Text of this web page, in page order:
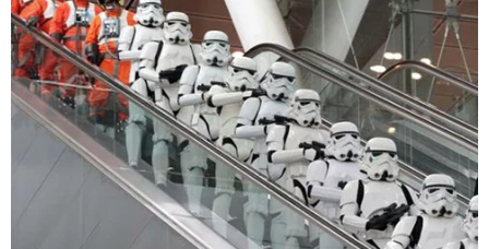
ELIMINACIÓN: "Una basura de programa"
Luego de la eliminación de Samahara Lobatón de 'La
Granja VIP', Melissita Lobatón y Gianella Marquina
acusaron de estafadores al reality de convivencia por las
encuestas que apuntaban a la influencer como la favorita.
4 de junio de 2026 Compartir: